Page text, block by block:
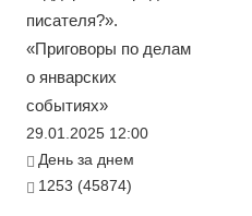
писателя?».
«Приговоры по делам
о январских
событиях»
29.01.2025 12:00
День за днем
1253 (45874)